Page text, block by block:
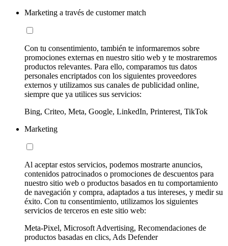
Marketing a través de customer match
Con tu consentimiento, también te informaremos sobre
promociones externas en nuestro sitio web y te mostraremos
productos relevantes. Para ello, comparamos tus datos
personales encriptados con los siguientes proveedores
externos y utilizamos sus canales de publicidad online,
siempre que ya utilices sus servicios:
Bing, Criteo, Meta, Google, LinkedIn, Printerest, TikTok
Marketing
Al aceptar estos servicios, podemos mostrarte anuncios,
contenidos patrocinados o promociones de descuentos para
nuestro sitio web o productos basados en tu comportamiento
de navegación y compra, adaptados a tus intereses, y medir su
éxito. Con tu consentimiento, utilizamos los siguientes
servicios de terceros en este sitio web:
Meta-Pixel, Microsoft Advertising, Recomendaciones de
productos basadas en clics, Ads Defender